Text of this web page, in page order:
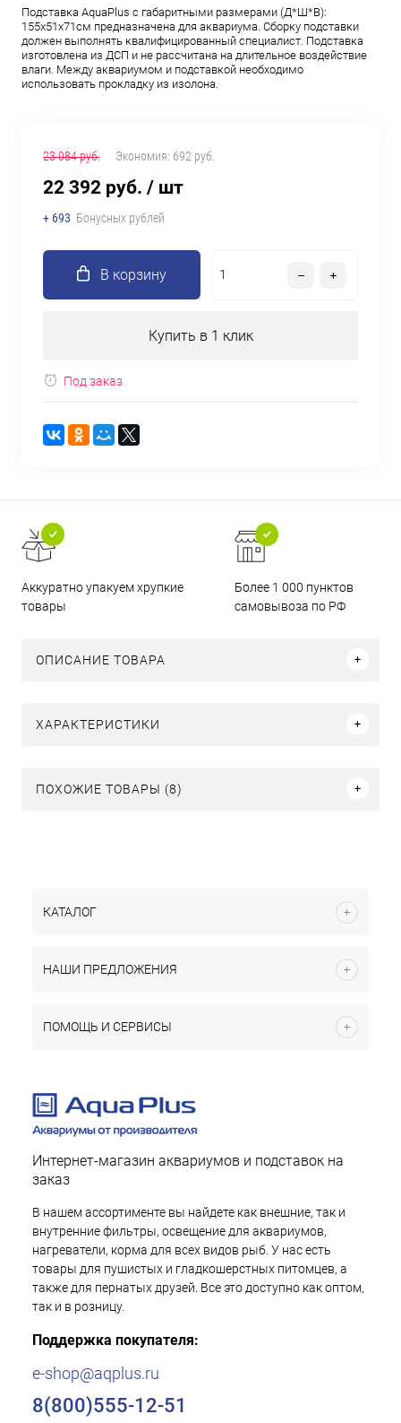
Подставка AquaPlus с габаритными размерами (Д*Ш*В):
155x51x71см предназначена для аквариума. Сборку подставки
должен выполнять квалифицированный специалист. Подставка
изготовлена из ДСП и не рассчитана на длительное воздействие
влаги. Между аквариумом и подставкой необходимо
использовать прокладку из изолона.
23 084 руб. Экономия: 692 руб.
22 392 руб. / шт
+ 693 Бонусных рублей
В корзину
Купить в 1 клик
Под заказ
Аккуратно упакуем хрупкие
товары
Более 1 000 пунктов
самовывоза по РФ
ОПИСАНИЕ ТОВАРА
ХАРАКТЕРИСТИКИ
ПОХОЖИЕ ТОВАРЫ (8)
КАТАЛОГ
НАШИ ПРЕДЛОЖЕНИЯ
ПОМОЩЬ И СЕРВИСЫ
Интернет-магазин аквариумов и подставок на
заказ
В нашем ассортименте вы найдете как внешние, так и
внутренние фильтры, освещение для аквариумов,
нагреватели, корма для всех видов рыб. У нас есть
товары для пушистых и гладкошерстных питомцев, а
также для пернатых друзей. Все это доступно как оптом,
так и в розницу.
Поддержка покупателя:
e-shop@aqplus.ru
8(800)555-12-51